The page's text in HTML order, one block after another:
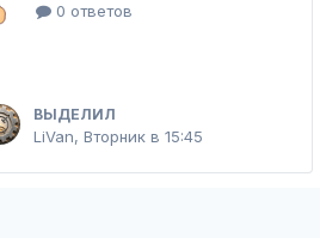
0 ответов
ВЫДЕЛИЛ
LiVan,Вторник в 15:45